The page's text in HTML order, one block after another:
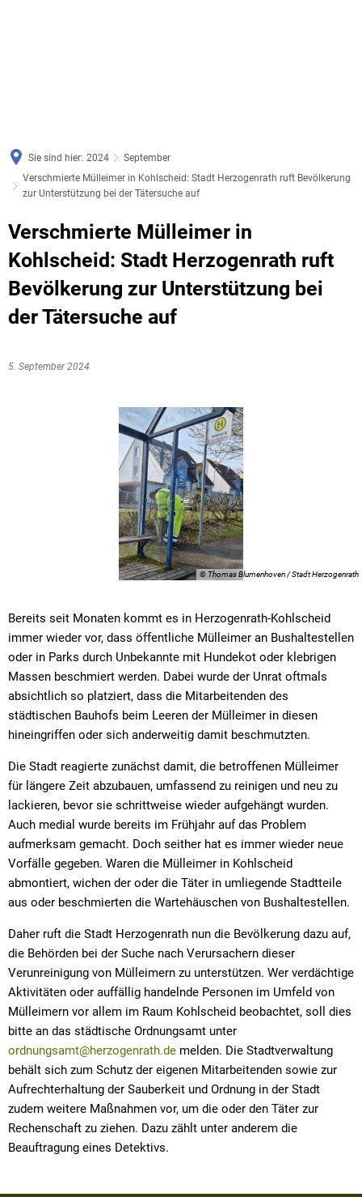
Sie sind hier: 2024
September
Verschmierte Mülleimer in Kohlscheid: Stadt Herzogenrath ruft Bevölkerung
zur Unterstützung bei der Tätersuche auf
Verschmierte Mülleimer in
Kohlscheid: Stadt Herzogenrath ruft
Bevölkerung zur Unterstützung bei
der Tätersuche auf
5. September 2024
© Thomas Blumenhoven / Stadt Herzogenrath
Bereits seit Monaten kommt es in Herzogenrath-Kohlscheid
immer wieder vor, dass öffentliche Mülleimer an Bushaltestellen
oder in Parks durch Unbekannte mit Hundekot oder klebrigen
Massen beschmiert werden. Dabei wurde der Unrat oftmals
absichtlich so platziert, dass die Mitarbeitenden des
städtischen Bauhofs beim Leeren der Mülleimer in diesen
hineingriffen oder sich anderweitig damit beschmutzten.
Die Stadt reagierte zunächst damit, die betroffenen Mülleimer
für längere Zeit abzubauen, umfassend zu reinigen und neu zu
lackieren, bevor sie schrittweise wieder aufgehängt wurden.
Auch medial wurde bereits im Frühjahr auf das Problem
aufmerksam gemacht. Doch seither hat es immer wieder neue
Vorfälle gegeben. Waren die Mülleimer in Kohlscheid
abmontiert, wichen der oder die Täter in umliegende Stadtteile
aus oder beschmierten die Wartehäuschen von Bushaltestellen.
Daher ruft die Stadt Herzogenrath nun die Bevölkerung dazu auf,
die Behörden bei der Suche nach Verursachern dieser
Verunreinigung von Mülleimern zu unterstützen. Wer verdächtige
Aktivitäten oder auffällig handelnde Personen im Umfeld von
Mülleimern vor allem im Raum Kohlscheid beobachtet, soll dies
bitte an das städtische Ordnungsamt unter
ordnungsamt@herzogenrath.de melden. Die Stadtverwaltung
behält sich zum Schutz der eigenen Mitarbeitenden sowie zur
Aufrechterhaltung der Sauberkeit und Ordnung in der Stadt
zudem weitere Maßnahmen vor, um die oder den Täter zur
Rechenschaft zu ziehen. Dazu zählt unter anderem die
Beauftragung eines Detektivs.